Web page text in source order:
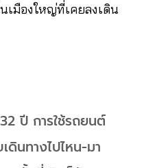
เมืองใหญ่ที่เคยลงเดิน
ปี การใช้รถยนต์
ดินทางไปไหน-มา